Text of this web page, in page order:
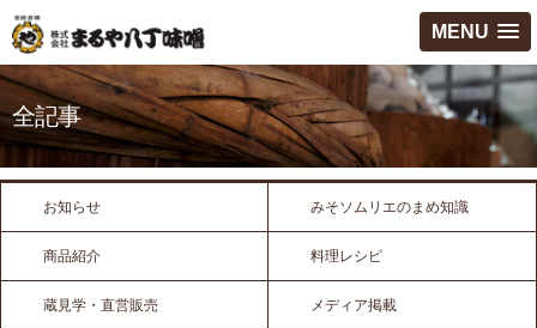
MENU
全記事
お知らせ みそソムリエのまめ知識
商品紹介 料理レシピ
蔵見学・直営販売 メディア掲載